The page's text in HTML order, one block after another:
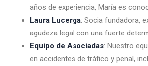
años de experiencia, María es
Laura Lucerga: Socia fundadora,
agudeza legal con una fuerte
Equipo de Asociadas: Nuestro
en accidentes de tráfico y penal,